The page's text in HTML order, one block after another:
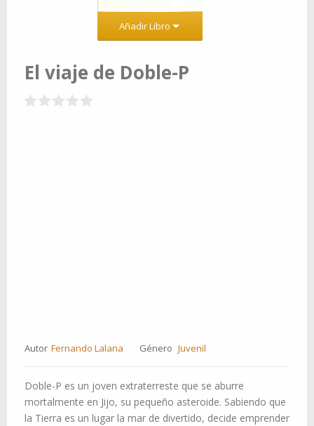
Añadir Libro
El viaje de Doble-P
Autor Fernando Lalana Género Juvenil
Doble-P es un joven extraterreste que se aburre
mortalmente en Jijo, su pequeño asteroide. Sabiendo que
la Tierra es un lugar la mar de divertido, decide emprender